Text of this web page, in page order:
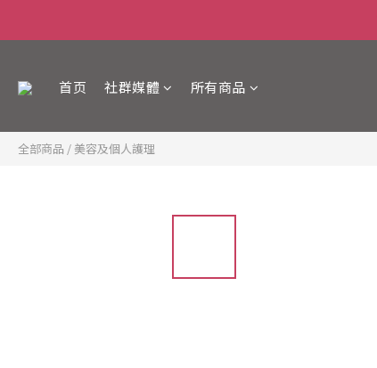
首页 社群媒體 所有商品
全部商品 / 美容及個人護理